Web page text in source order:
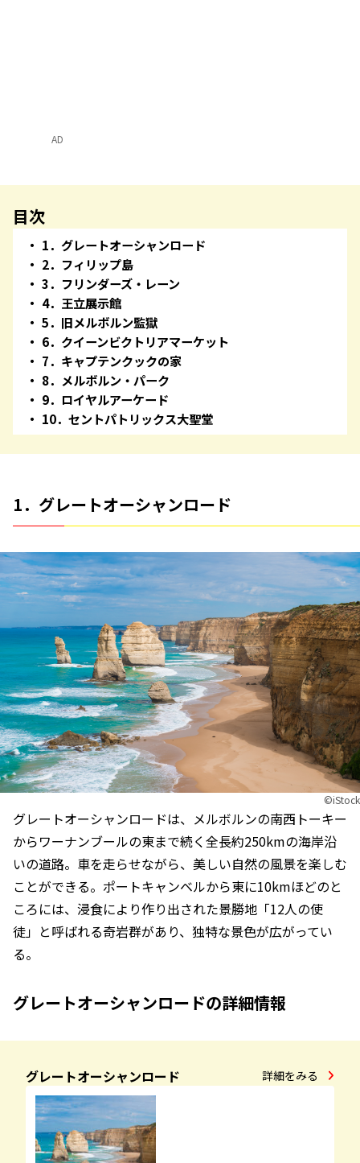
AD
目次
1．グレートオーシャンロード
2．フィリップ島
3．フリンダーズ・レーン
4．王立展示館
5．旧メルボルン監獄
6．クイーンビクトリアマーケット
7．キャプテンクックの家
8．メルボルン・パーク
9．ロイヤルアーケード
10．セントパトリックス大聖堂
1．グレートオーシャンロード
©︎iStock
グレートオーシャンロードは、メルボルンの南西トーキー
からワーナンブールの東まで続く全長約250kmの海岸沿
いの道路。車を走らせながら、美しい自然の風景を楽しむ
ことができる。ポートキャンベルから東に10kmほどのと
ころには、浸食により作り出された景勝地「12人の使
徒」と呼ばれる奇岩群があり、独特な景色が広がってい
る。
グレートオーシャンロードの詳細情報
グレートオーシャンロード 詳細をみる